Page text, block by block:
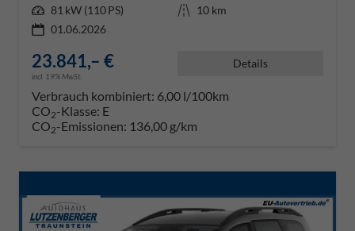
Leistung 81 kW (110 PS) Kilometerstand 10 km
01.06.2026
23.841,– €
incl. 19% MwSt.
Details
Verbrauch kombiniert: 6,00 l/100km
CO2-Klasse: E
CO2-Emissionen: 136,00 g/km